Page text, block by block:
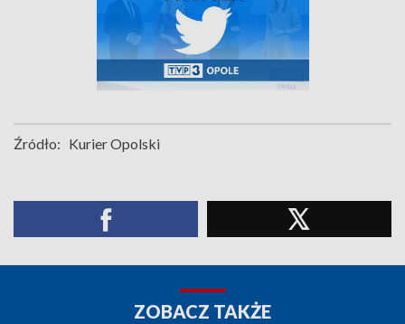
Źródło: Kurier Opolski
ZOBACZ TAKŻE